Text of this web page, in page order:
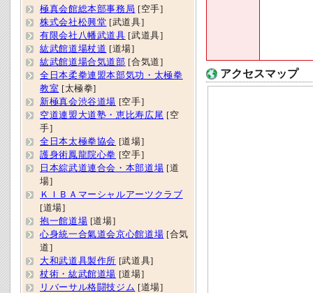
アクセスマップ
極真会館総本部事務局 [空手]
株式会社松興堂 [武道具]
有限会社八幡武道具 [武道具]
紘武館道場杖道 [道場]
紘武館道場合気道部 [合気道]
全日本柔拳連盟本部気功・太極拳
教室 [太極拳]
新極真会渋谷道場 [空手]
空道連盟大道塾・恵比寿広尾 [空
手]
全日本太極拳協会 [道場]
護身術鳳龍院心拳 [空手]
日本綜武道連合会・本部道場 [道
場]
ＫＩＢＡマーシャルアーツクラブ
[道場]
抱一館道場 [道場]
心身統一合氣道会京心館道場 [合気
道]
大和武道具製作所 [武道具]
杖術・紘武館道場 [道場]
リバーサル格闘技ジム [道場]